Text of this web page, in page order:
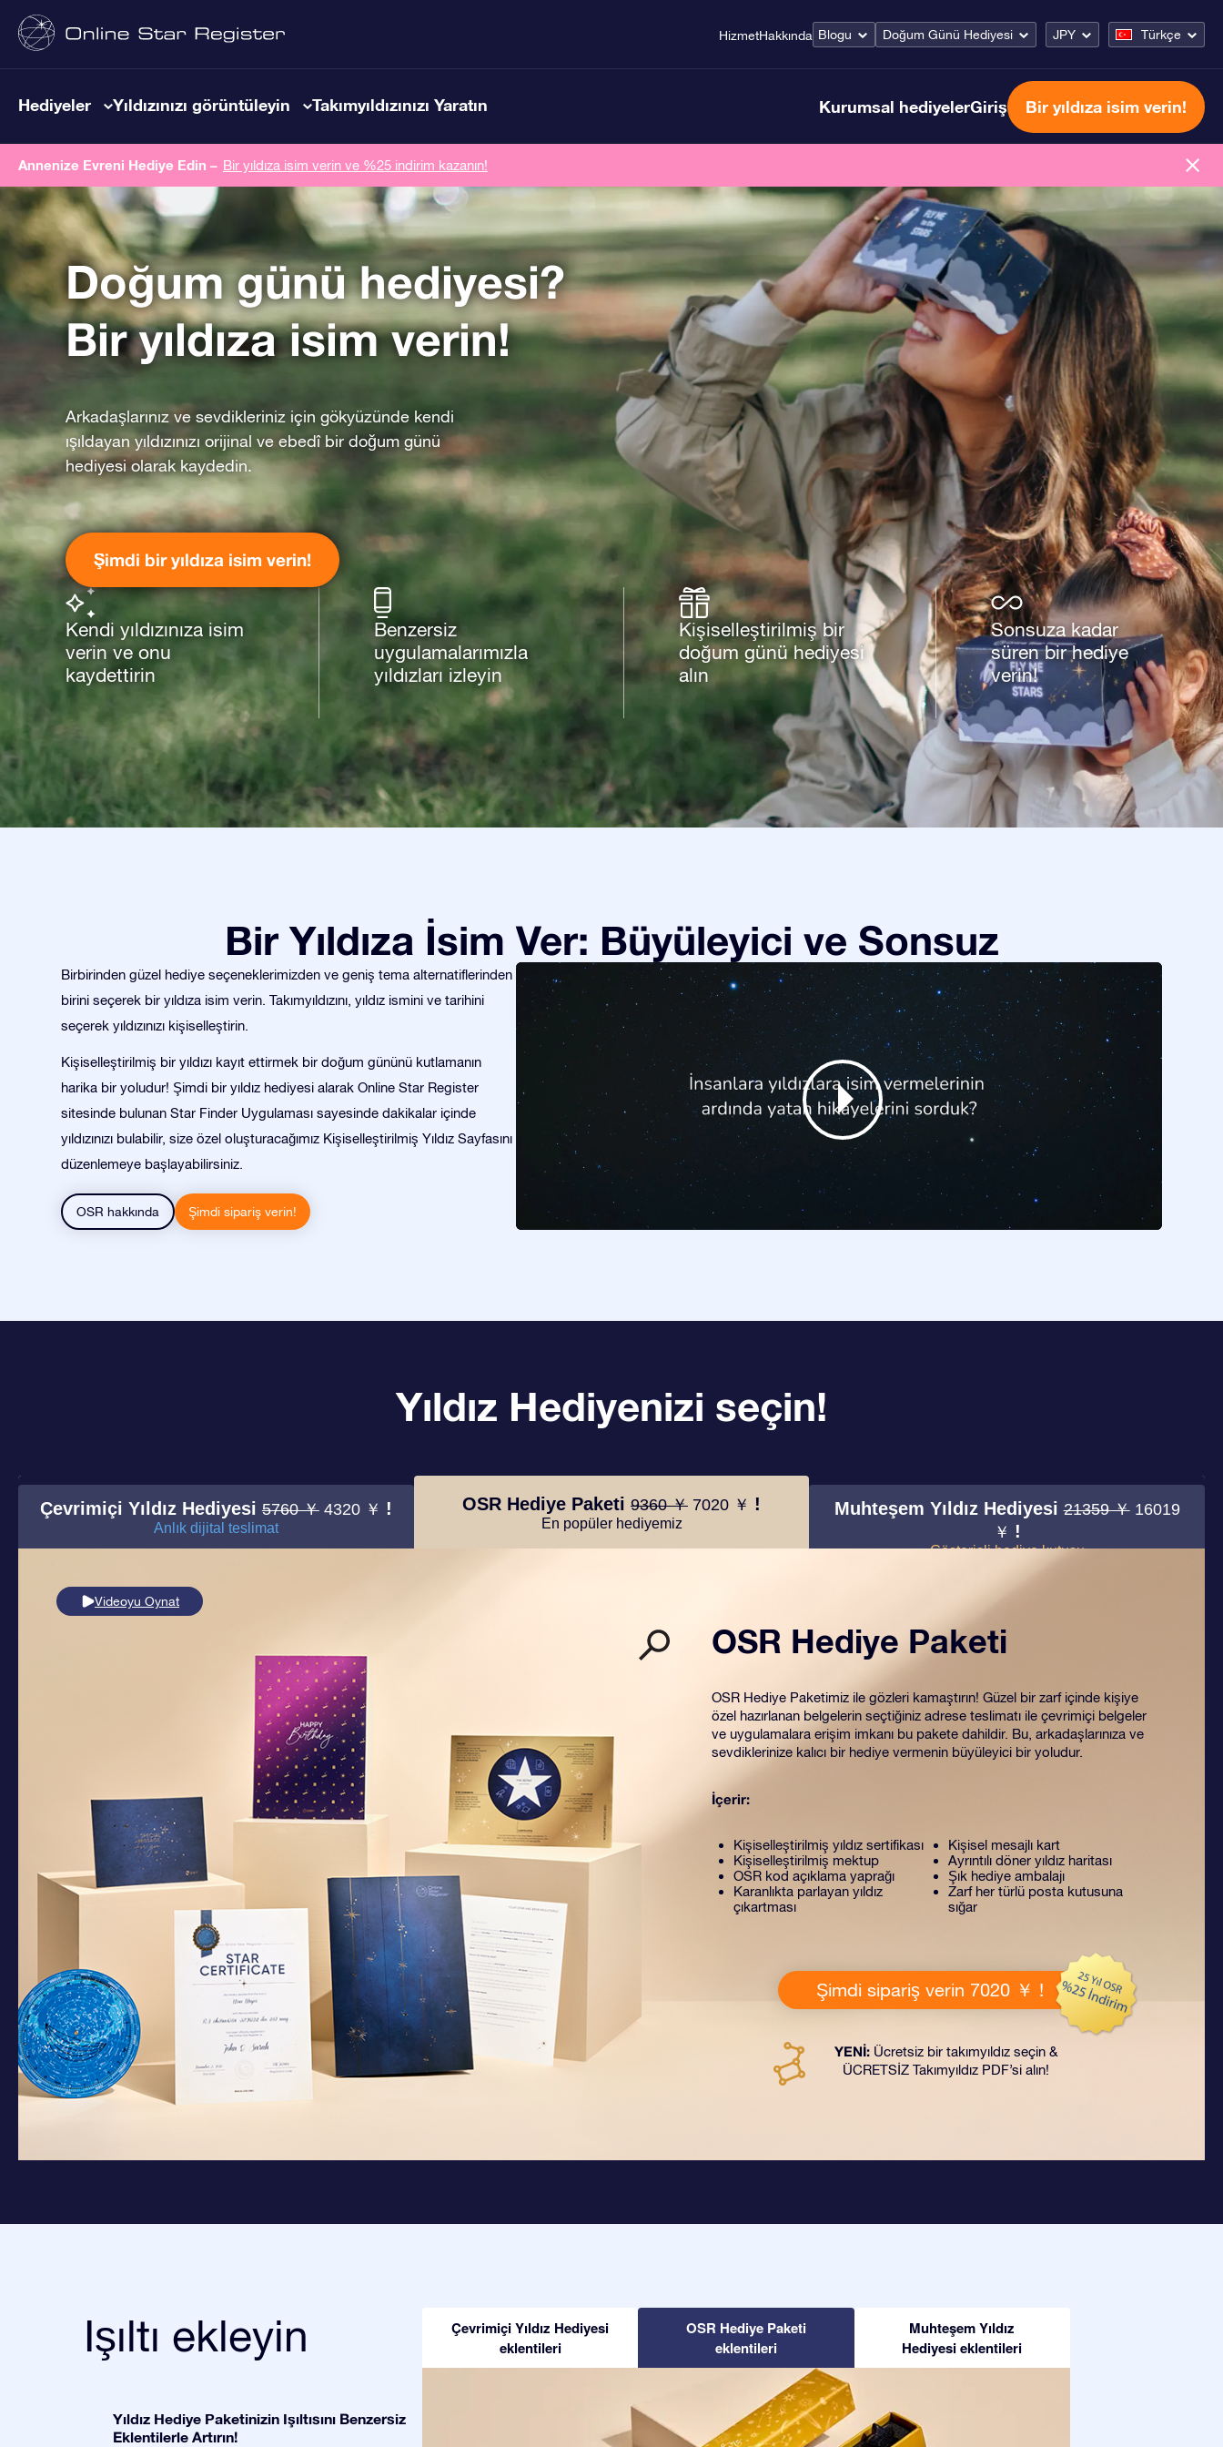
HizmetHakkında Blogu Doğum Günü Hediyesi JPY Türkçe
Hediyeler Yıldızınızı görüntüleyin Takımyıldızınızı Yaratın Kurumsal hediyelerGiriş Bir yıldıza isim verin!
Annenize Evreni Hediye Edin – Bir yıldıza isim verin ve %25 indirim kazanın!
Doğum günü hediyesi?
Bir yıldıza isim verin!
Arkadaşlarınız ve sevdikleriniz için gökyüzünde kendi
ışıldayan yıldızınızı orijinal ve ebedî bir doğum günü
hediyesi olarak kaydedin.
Şimdi bir yıldıza isim verin!
Kendi yıldızınıza isim
verin ve onu
kaydettirin
Benzersiz
uygulamalarımızla
yıldızları izleyin
Kişiselleştirilmiş bir
doğum günü hediyesi
alın
Sonsuza kadar
süren bir hediye
verin!
Bir Yıldıza İsim Ver: Büyüleyici ve Sonsuz
Birbirinden güzel hediye seçeneklerimizden ve geniş tema alternatiflerinden
birini seçerek bir yıldıza isim verin. Takımyıldızını, yıldız ismini ve tarihini
seçerek yıldızınızı kişiselleştirin.
Kişiselleştirilmiş bir yıldızı kayıt ettirmek bir doğum gününü kutlamanın
harika bir yoludur! Şimdi bir yıldız hediyesi alarak Online Star Register
sitesinde bulunan Star Finder Uygulaması sayesinde dakikalar içinde
yıldızınızı bulabilir, size özel oluşturacağımız Kişiselleştirilmiş Yıldız Sayfasını
düzenlemeye başlayabilirsiniz.
OSR hakkında Şimdi sipariş verin!
Yıldız Hediyenizi seçin!
Çevrimiçi Yıldız Hediyesi5760 ￥ 4320 ￥ !
Anlık dijital teslimat
OSR Hediye Paketi 9360 ￥ 7020 ￥ !
En popüler hediyemiz
Muhteşem Yıldız Hediyesi21359 ￥ 16019
￥ !
Gösterişli hediye kutusu
Videoyu Oynat
OSR Hediye Paketi
OSR Hediye Paketimiz ile gözleri kamaştırın! Güzel bir zarf içinde kişiye
özel hazırlanan belgelerin seçtiğiniz adrese teslimatı ile çevrimiçi belgeler
ve uygulamalara erişim imkanı bu pakete dahildir. Bu, arkadaşlarınıza ve
sevdiklerinize kalıcı bir hediye vermenin büyüleyici bir yoludur.
İçerir:
Kişiselleştirilmiş yıldız sertifikası
Kişiselleştirilmiş mektup
OSR kod açıklama yaprağı
Karanlıkta parlayan yıldız
çıkartması
Kişisel mesajlı kart
Ayrıntılı döner yıldız haritası
Şık hediye ambalajı
Zarf her türlü posta kutusuna
sığar
Şimdi sipariş verin 7020 ￥ !
YENİ: Ücretsiz bir takımyıldız seçin &
ÜCRETSİZ Takımyıldız PDF’si alın!
Işıltı ekleyin
Yıldız Hediye Paketinizin Işıltısını Benzersiz
Eklentilerle Artırın!
Çevrimiçi Yıldız Hediyesi
eklentileri
OSR Hediye Paketi
eklentileri
Muhteşem Yıldız
Hediyesi eklentileri